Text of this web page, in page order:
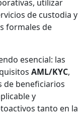
utilizar
de custodia y
formales de
esencial: las
AML/KYC,
de beneficiarios
y
tanto en la